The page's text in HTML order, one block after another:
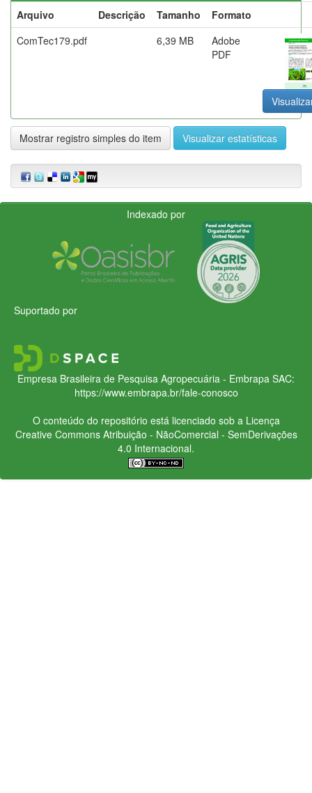
Arquivo Descrição Tamanho
Formato
ComTec179.pdf
6,39 MB
Adobe
PDF
Mostrar registro simples do item Visualizar estatísticas
Indexado por
Suportado por
Empresa Brasileira de Pesquisa Agropecuária - Embrapa SAC:
https://www.embrapa.br/fale-conosco
O conteúdo do repositório está licenciado sob a Licença
Creative CommonsAtribuição - NãoComercial - SemDerivações
4.0 Internacional.